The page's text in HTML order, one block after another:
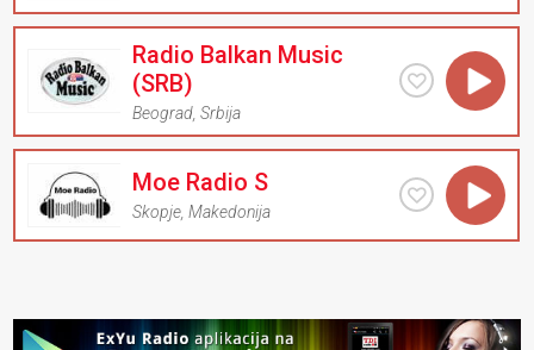
Radio Balkan Music
(SRB)
Beograd ,Srbija
Moe Radio S
Skopje ,Makedonija